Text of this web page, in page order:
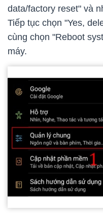
data/factory reset" và
Tiếp tục chọn "Yes,
cùng chọn "Reboot
máy.